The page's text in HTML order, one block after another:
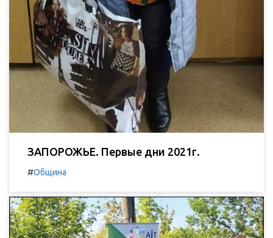
ЗАПОРОЖЬЕ. Первые дни 2021г.
#Община